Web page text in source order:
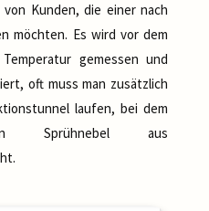
Kunden, die einer nach
möchten. Es wird vor dem
gemessen und
oft muss man zusätzlich
laufen, bei dem
Sprühnebel aus